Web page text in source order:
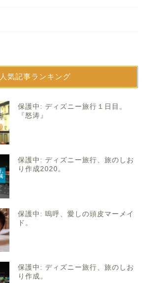
人気記事ランキング
保護中: ディズニー旅行１日目。
『怒涛』
保護中: ディズニー旅行、旅のしお
り作成2020。
保護中: 嗚呼、愛しの頭皮マーメイ
ド。
保護中: ディズニー旅行、旅のしお
り作成。